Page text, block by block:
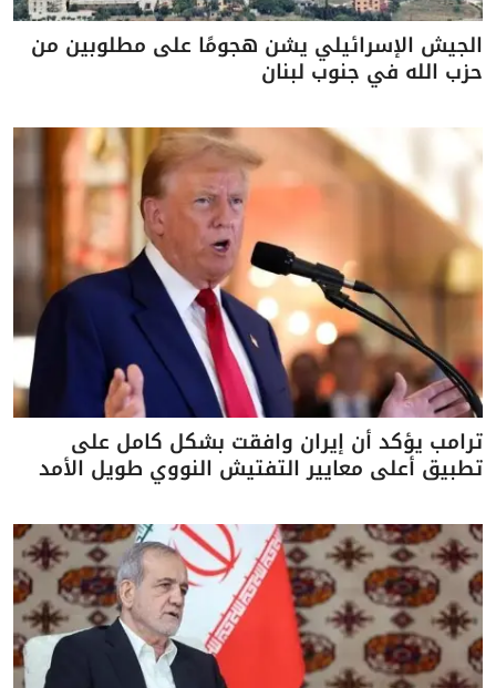
الجيش الإسرائيلي يشن هجومًا على مطلوبين من
حزب الله في جنوب لبنان
ترامب يؤكد أن إيران وافقت بشكل كامل على
تطبيق أعلى معايير التفتيش النووي طويل الأمد